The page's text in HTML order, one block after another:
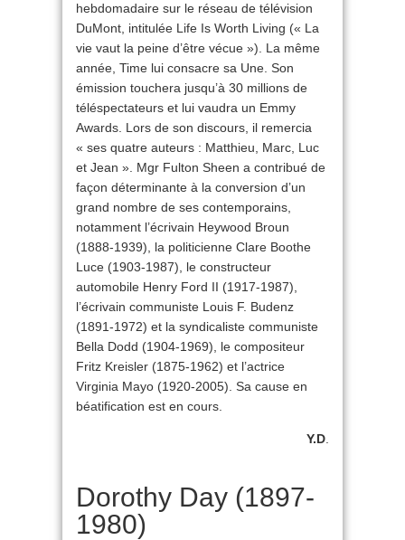
hebdomadaire sur le réseau de télévision
DuMont, intitulée Life Is Worth Living (« La
vie vaut la peine d’être vécue »). La même
année, Time lui consacre sa Une. Son
émission touchera jusqu’à 30 millions de
téléspectateurs et lui vaudra un Emmy
Awards. Lors de son discours, il remercia
« ses quatre auteurs : Matthieu, Marc, Luc
et Jean ». Mgr Fulton Sheen a contribué de
façon déterminante à la conversion d’un
grand nombre de ses contemporains,
notamment l’écrivain Heywood Broun
(1888-1939), la politicienne Clare Boothe
Luce (1903-1987), le constructeur
automobile Henry Ford II (1917-1987),
l’écrivain communiste Louis F. Budenz
(1891-1972) et la syndicaliste communiste
Bella Dodd (1904-1969), le compositeur
Fritz Kreisler (1875-1962) et l’actrice
Virginia Mayo (1920-2005). Sa cause en
béatification est en cours.
Y.D
Dorothy Day (1897-
1980)